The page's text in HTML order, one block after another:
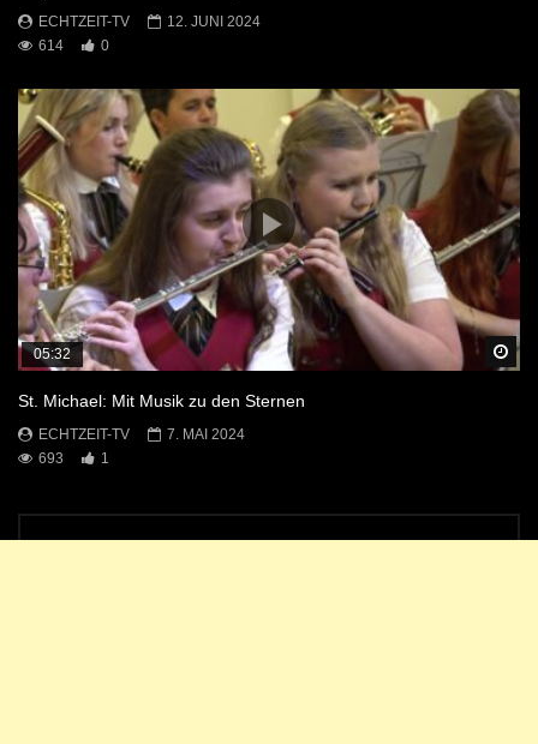
ECHTZEIT-TV
12. JUNI 2024
614
0
05:32
St. Michael: Mit Musik zu den Sternen
ECHTZEIT-TV
7. MAI 2024
693
1